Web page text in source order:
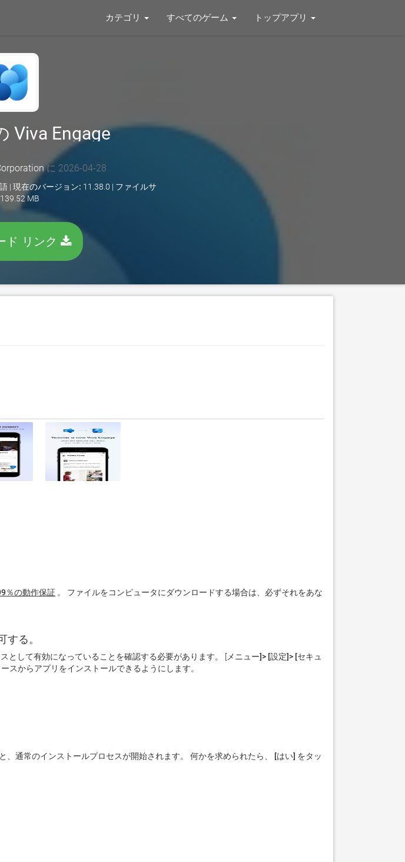
カテゴリ すべてのゲーム トップアプリ
Viva Engage
に 2026-04-28
| 現在のバージョン: 11.38.0 | ファイルサ
139.52 MB
ド リンク
％の動作保証 。 ファイルをコンピュータにダウンロードする場合は、必ずそれをあな
る。
として有効になっていることを確認する必要があります。 [メニュー]> [設定]> [セキュ
スからアプリをインストールできるようにします。
通常のインストールプロセスが開始されます。 何かを求められたら、 [はい] をタッ